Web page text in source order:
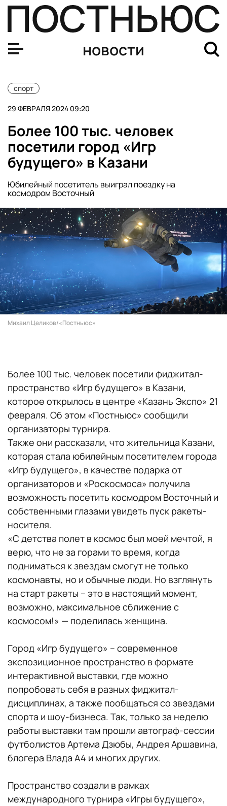
новости
спорт
29 ФЕВРАЛЯ 2024 09:20
Более 100 тыс. человек
посетили город «Игр
будущего» в Казани
Юбилейный посетитель выиграл поездку на
космодром Восточный
Михаил Целиков/«Постньюс»
Более 100 тыс. человек посетили фиджитал-
пространство «Игр будущего» в Казани,
которое открылось в центре «Казань Экспо» 21
февраля. Об этом «Постньюс» сообщили
организаторы турнира.
Также они рассказали, что жительница Казани,
которая стала юбилейным посетителем города
«Игр будущего», в качестве подарка от
организаторов и «Роскосмоса» получила
возможность посетить космодром Восточный и
собственными глазами увидеть пуск ракеты-
носителя.
«С детства полет в космос был моей мечтой, я
верю, что не за горами то время, когда
подниматься к звездам смогут не только
космонавты, но и обычные люди. Но взглянуть
на старт ракеты – это в настоящий момент,
возможно, максимальное сближение с
космосом!» — поделилась женщина.
Город «Игр будущего» – современное
экспозиционное пространство в формате
интерактивной выставки, где можно
попробовать себя в разных фиджитал-
дисциплинах, а также пообщаться со звездами
спорта и шоу-бизнеса. Так, только за неделю
работы выставки там прошли автограф-сессии
футболистов Артема Дзюбы, Андрея Аршавина,
блогера Влада А4 и многих других.
Пространство создали в рамках
международного турнира «Игры будущего»,
В Казани открылись «Игры будущего»